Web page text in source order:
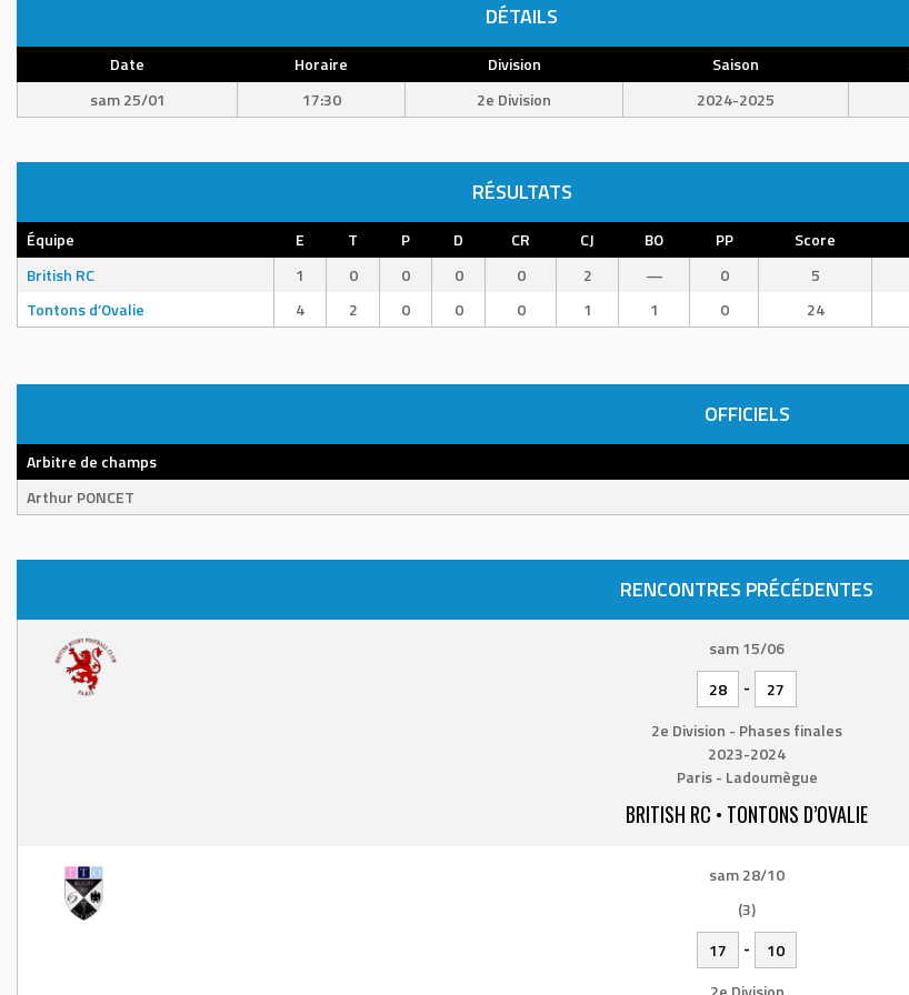
DÉTAILS
Date Horaire Division Saison
sam 25/01
17:30 2e Division 2024-2025
RÉSULTATS
Équipe E T P D CR CJ BO PP Score
British RC
1 0 0 0 0 2 — 0 5
Tontons d’Ovalie
4 2 0 0 0 1 1 0 24
OFFICIELS
Arbitre de champs
Arthur PONCET
RENCONTRES PRÉCÉDENTES
sam 15/06
28
-
27
2e Division - Phases finales
2023-2024
Paris - Ladoumègue
BRITISH RC • TONTONS D’OVALIE
sam 28/10
(3)
17
-
10